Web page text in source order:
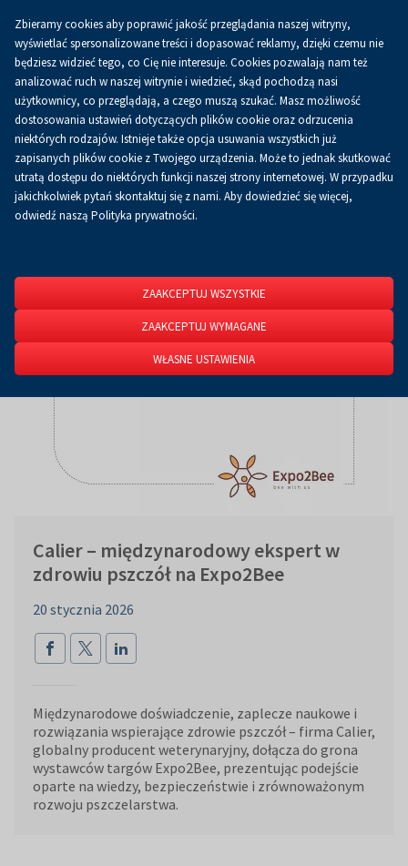
0.00 złKoszykPL
Strona główna O firmie Aktualności
Aktualności
Calier – międzynarodowy ekspert w
zdrowiu pszczół na Expo2Bee
20 stycznia 2026
Międzynarodowe doświadczenie, zaplecze naukowe i
rozwiązania wspierające zdrowie pszczół – firma Calier,
globalny producent weterynaryjny, dołącza do grona
wystawców targów Expo2Bee, prezentując podejście
oparte na wiedzy, bezpieczeństwie i zrównoważonym
rozwoju pszczelarstwa.
Zbieramy cookies aby poprawić jakość przeglądania naszej witryny,
wyświetlać spersonalizowane treści i dopasować reklamy, dzięki czemu nie
będziesz widzieć tego, co Cię nie interesuje. Cookies pozwalają nam też
analizować ruch w naszej witrynie i wiedzieć, skąd pochodzą nasi
użytkownicy, co przeglądają, a czego muszą szukać. Masz możliwość
dostosowania ustawień dotyczących plików cookie oraz odrzucenia
niektórych rodzajów. Istnieje także opcja usuwania wszystkich już
zapisanych plików cookie z Twojego urządzenia. Może to jednak skutkować
utratą dostępu do niektórych funkcji naszej strony internetowej. W przypadku
jakichkolwiek pytań skontaktuj się z nami. Aby dowiedzieć się więcej,
odwiedź naszą Polityka prywatności.
ZAAKCEPTUJ WSZYSTKIE
ZAAKCEPTUJ WYMAGANE
WŁASNE USTAWIENIA